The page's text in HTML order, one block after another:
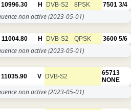
10996.30 H DVB-S2 8PSK 7501 3/4
non active(2023-05-01)
11004.80 H DVB-S2 QPSK 3600 5/6
non active(2023-05-01)
11035.90 V DVB-S2
65713
NONE
non active(2023-05-01)